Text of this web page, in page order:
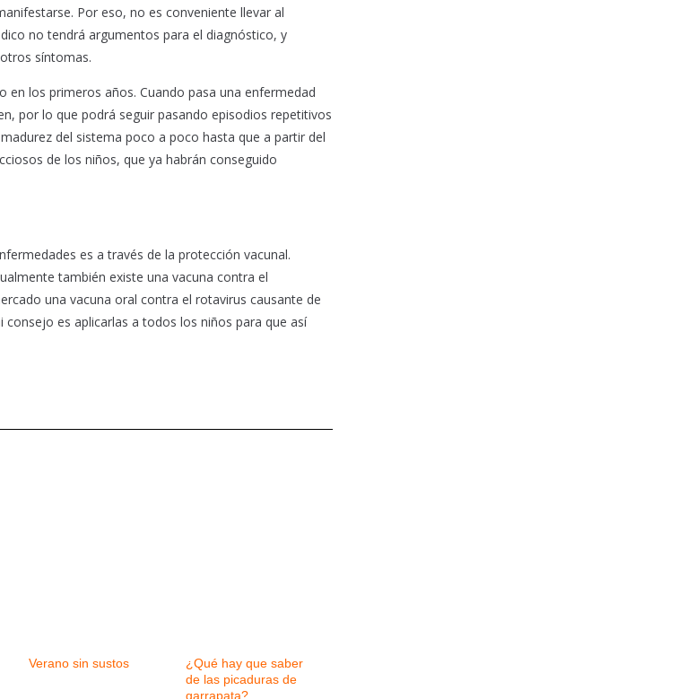
Por eso, no es conveniente llevar al
no tendrá argumentos para el diagnóstico, y
síntomas.
los primeros años. Cuando pasa una enfermedad
por lo que podrá seguir pasando episodios repetitivos
del sistema poco a poco hasta que a partir del
de los niños, que ya habrán conseguido
es a través de la protección vacunal.
también existe una vacuna contra el
una vacuna oral contra el rotavirus causante de
es aplicarlas a todos los niños para que así
Verano sin sustos
¿Qué hay que saber
de las picaduras de
garrapata?